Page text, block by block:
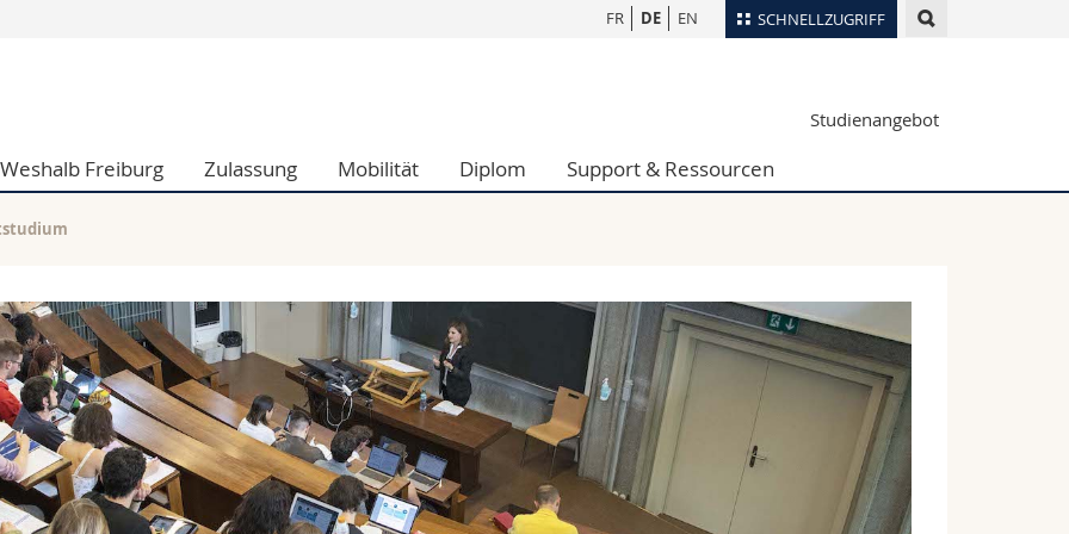
SCHNELLZUGRIFF
Fak.
und Bildungswissenschaften
Medien
Forschende
Webmail
FR DE EN
Studienangebot
Weshalb Freiburg Zulassung Mobilität Diplom Support & Ressourcen